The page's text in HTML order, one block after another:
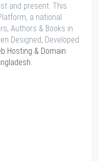
and present. This
a national
Authors & Books in
Designed, Developed
Hosting & Domain